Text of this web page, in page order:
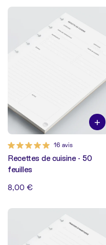
16 avis
Recettes de cuisine - 50
feuilles
8,00 €